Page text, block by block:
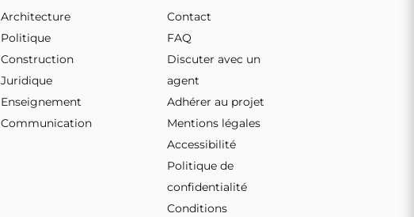
Architecture
Politique
Construction
Juridique
Enseignement
Communication
Contact
FAQ
Discuter avec un
agent
Adhérer au projet
Mentions légales
Accessibilité
Politique de
confidentialité
Conditions